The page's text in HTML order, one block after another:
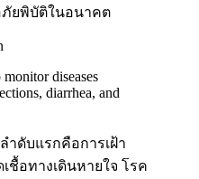
ภัยพิบัติในอนาคต
diseases
diarrhea, and
ำดับแรกคือการเฝ้า
ชื้อทางเดินหายใจ โรค